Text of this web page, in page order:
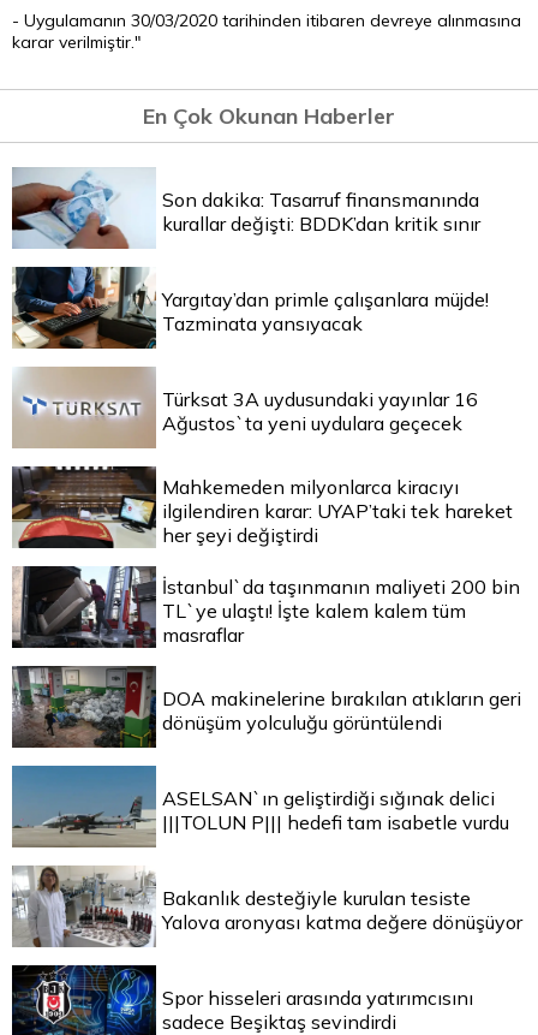
- Uygulamanın 30/03/2020 tarihinden itibaren devreye alınmasına
karar verilmiştir."
En Çok Okunan Haberler
Son dakika: Tasarruf finansmanında
kurallar değişti: BDDK’dan kritik sınır
Yargıtay’dan primle çalışanlara müjde!
Tazminata yansıyacak
Türksat 3A uydusundaki yayınlar 16
Ağustos`ta yeni uydulara geçecek
Mahkemeden milyonlarca kiracıyı
ilgilendiren karar: UYAP’taki tek hareket
her şeyi değiştirdi
İstanbul`da taşınmanın maliyeti 200 bin
TL`ye ulaştı! İşte kalem kalem tüm
masraflar
DOA makinelerine bırakılan atıkların geri
dönüşüm yolculuğu görüntülendi
ASELSAN`ın geliştirdiği sığınak delici
|||TOLUN P||| hedefi tam isabetle vurdu
Bakanlık desteğiyle kurulan tesiste
Yalova aronyası katma değere dönüşüyor
Spor hisseleri arasında yatırımcısını
sadece Beşiktaş sevindirdi